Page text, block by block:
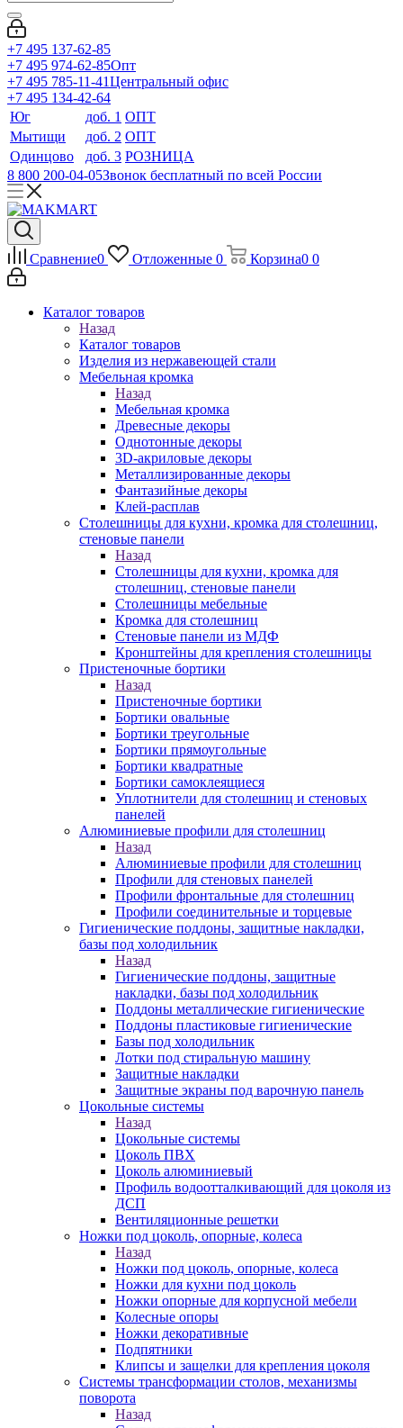
+7 495 137-62-85
+7 495 974-62-85Опт
+7 495 785-11-41Центральный офис
+7 495 134-42-64
Юг
доб. 1 ОПТ
Мытищи
доб. 2 ОПТ
Одинцово
доб. 3 РОЗНИЦА
8 800 200-04-05Звонок бесплатный по всей России
Сравнение0 Отложенные 0 Корзина0 0
Каталог товаров
Назад
Каталог товаров
Изделия из нержавеющей стали
Мебельная кромка
Назад
Мебельная кромка
Древесные декоры
Однотонные декоры
3D-акриловые декоры
Металлизированные декоры
Фантазийные декоры
Клей-расплав
Столешницы для кухни, кромка для столешниц,
стеновые панели
Назад
Столешницы для кухни, кромка для
столешниц, стеновые панели
Столешницы мебельные
Кромка для столешниц
Стеновые панели из МДФ
Кронштейны для крепления столешницы
Пристеночные бортики
Назад
Пристеночные бортики
Бортики овальные
Бортики треугольные
Бортики прямоугольные
Бортики квадратные
Бортики самоклеящиеся
Уплотнители для столешниц и стеновых
панелей
Алюминиевые профили для столешниц
Назад
Алюминиевые профили для столешниц
Профили для стеновых панелей
Профили фронтальные для столешниц
Профили соединительные и торцевые
Гигиенические поддоны, защитные накладки,
базы под холодильник
Назад
Гигиенические поддоны, защитные
накладки, базы под холодильник
Поддоны металлические гигиенические
Поддоны пластиковые гигиенические
Базы под холодильник
Лотки под стиральную машину
Защитные накладки
Защитные экраны под варочную панель
Цокольные системы
Назад
Цокольные системы
Цоколь ПВХ
Цоколь алюминиевый
Профиль водоотталкивающий для цоколя из
ДСП
Вентиляционные решетки
Ножки под цоколь, опорные, колеса
Назад
Ножки под цоколь, опорные, колеса
Ножки для кухни под цоколь
Ножки опорные для корпусной мебели
Колесные опоры
Ножки декоративные
Подпятники
Клипсы и защелки для крепления цоколя
Системы трансформации столов, механизмы
поворота
Назад